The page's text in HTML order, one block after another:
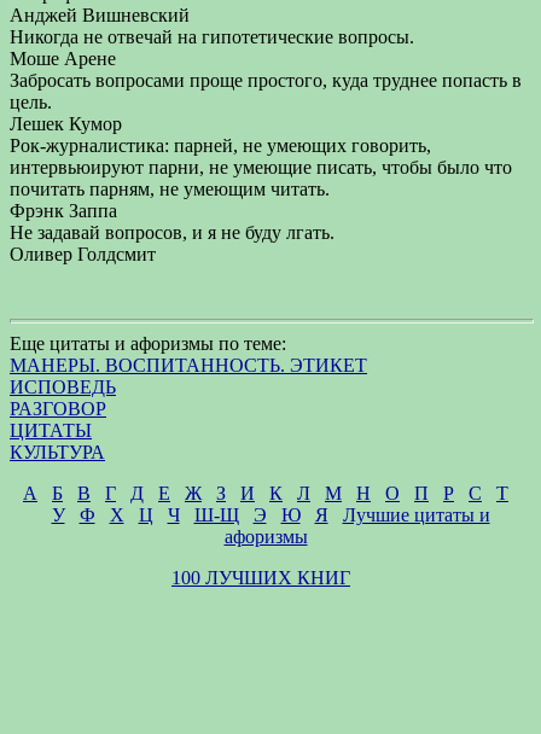
Анджей Вишневский
Никогда не отвечай на гипотетические вопросы.
Моше Арене
Забросать вопросами проще простого, куда труднее попасть в
цель.
Лешек Кумор
Рок-журналистика: парней, не умеющих говорить,
интервьюируют парни, не умеющие писать, чтобы было что
почитать парням, не умеющим читать.
Фрэнк Заппа
Не задавай вопросов, и я не буду лгать.
Оливер Голдсмит
Еще цитаты и афоризмы по теме:
МАНЕРЫ. ВОСПИТАННОСТЬ. ЭТИКЕТ
ИСПОВЕДЬ
РАЗГОВОР
ЦИТАТЫ
КУЛЬТУРА
А
Б В Г Д Е Ж З И К Л М Н О П Р С
Т
У
Ф Х Ц Ч Ш-Щ Э Ю Я
Лучшие цитаты и
афоризмы
100 ЛУЧШИХ КНИГ